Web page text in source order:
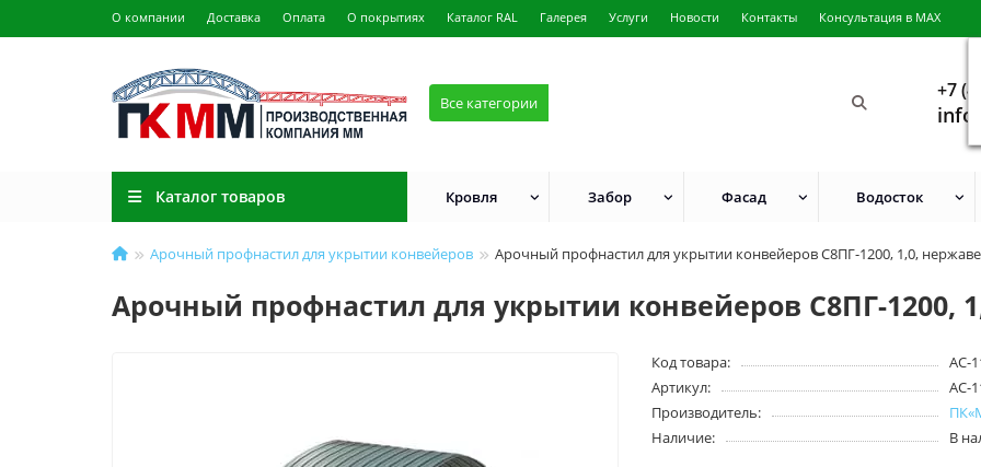
О компании Доставка Оплата О покрытиях Каталог RAL Галерея Услуги Новости Контакты Консультация в MAX
Все категории
+7
Каталог товаров Кровля Забор Фасад Водосток
Арочный профнастил для укрытии конвейеров Арочный профнастил для укрытии конвейеров С8ПГ-1200, 1,0,
Арочный профнастил для укрытии конвейеров С8ПГ-
Код товара:
АС-
Артикул:
АС-
Производитель:
Наличие:
В